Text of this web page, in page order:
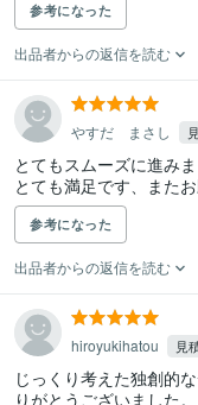
参考になった
出品者からの返信を読む
やすだ まさし
とてもスムーズに進み
とても満足です、また
参考になった
出品者からの返信を読む
hiroyukihatou 見
じっくり考えた独創的
りがとうございました。